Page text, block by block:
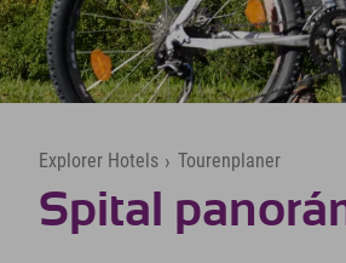
Explorer Hotels › Tourenplaner
Spital